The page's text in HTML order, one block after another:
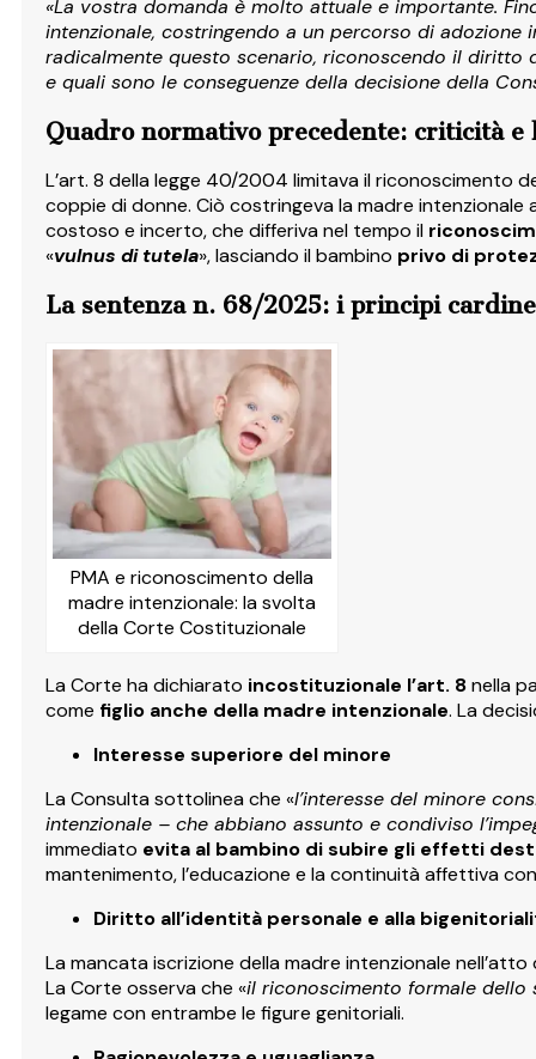
«La vostra domanda è molto attuale e importante.
intenzionale, costringendo a un percorso di
radicalmente questo scenario, riconoscendo il diritto
e quali sono le conseguenze della decisione della
Quadro normativo precedente: criticità e
L’art. 8 della legge 40/2004 limitava il riconoscimento
coppie di donne. Ciò costringeva la madre intenzionale
costoso e incerto, che differiva nel tempo il
«vulnus di tutela», lasciando il bambino privo di
La sentenza n. 68/2025: i principi cardine
PMA e riconoscimento della
madre intenzionale: la svolta
della Corte Costituzionale
La Corte ha dichiarato incostituzionale l’art. 8nella
come figlio anche della madre intenzionale. La
Interesse superiore del minore
La Consulta sottolinea che «l’interesse del minore
intenzionale – che abbiano assunto e condiviso
immediato evita al bambino di subire gli effetti
mantenimento, l’educazione e la continuità affettiva
Diritto all’identità personale e alla
La mancata iscrizione della madre intenzionale
La Corte osserva che «il riconoscimento formale dello
legame con entrambe le figure genitoriali.